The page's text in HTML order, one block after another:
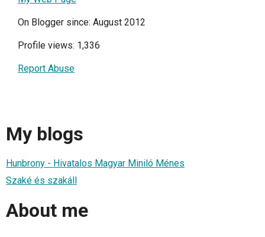
On Blogger since: August 2012
Profile views: 1,336
Report Abuse
My blogs
Hunbrony - Hivatalos Magyar Miniló Ménes
Szaké és szakáll
About me